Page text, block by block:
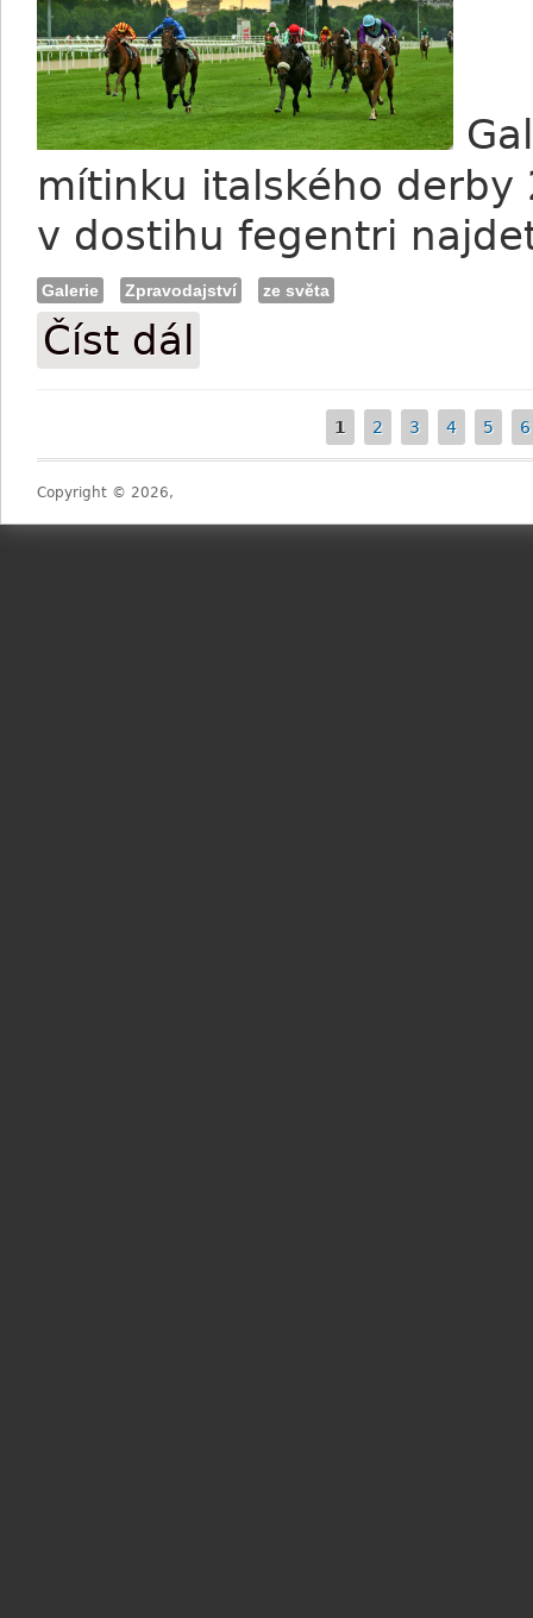
mítinku italského derby
v dostihu fegentri
Galerie Zpravodajství ze světa
Číst dál
1 2 3 4 5 6
Copyright © 2026,